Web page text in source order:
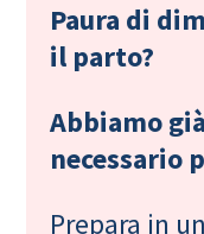
Paura di
il parto?
Abbiamo
necessario
Prepara in